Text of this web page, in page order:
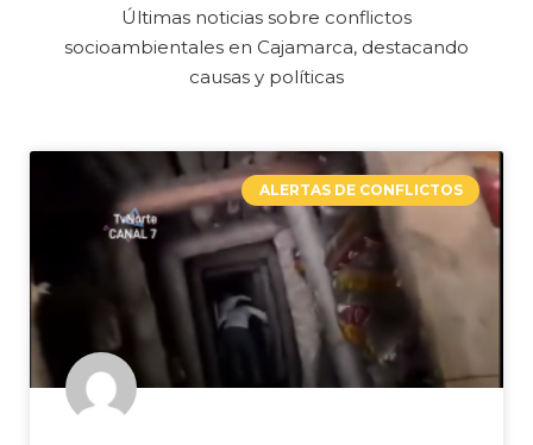
Últimas noticias sobre conflictos
socioambientales en Cajamarca, destacando
causas y políticas
ALERTAS DE CONFLICTOS